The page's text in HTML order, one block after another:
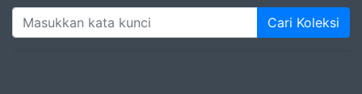
Cari Koleksi